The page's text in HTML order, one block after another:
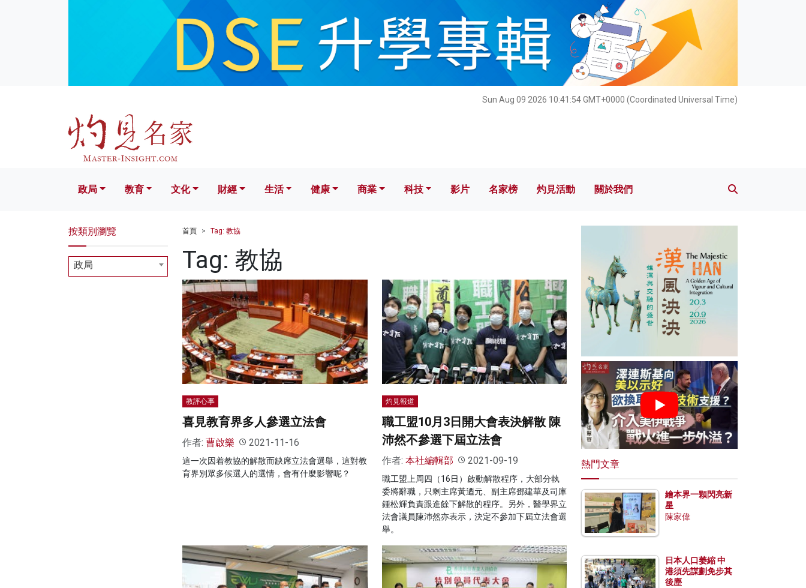
Sun Aug 09 2026 10:41:55 GMT+0000 (Coordinated Universal Time)
文化 財經 生活 健康 科技 影片 名家榜 灼見活動 關於我們
政局 教育 文化 財經 生活 健康 商業 科技 影片 名家榜 灼見活動 關於我們
首頁 Tag: 教協
Tag: 教協
教評心事
喜見教育界多人參選立法會
作者: 曹啟樂 2021-11-16
這一次因着教協的解散而缺席立法會選舉，這對教
育界別眾多候選人的選情，會有什麼影響呢？
灼見報道
職工盟10月3日開大會表決解散 陳
沛然不參選下屆立法會
作者: 本社編輯部 2021-09-19
職工盟上周四（16日）啟動解散程序，大部分執
委將辭職，只剩主席黃迺元、副主席鄧建華及司庫
鍾松輝負責跟進餘下解散的程序。另外，醫學界立
法會議員陳沛然亦表示，決定不參加下屆立法會選
舉。
按類別瀏覽
政局
熱門文章
繪本界一顆閃亮新
星
陳家偉
日本人口萎縮 中
港須先謀劃免步其
後塵